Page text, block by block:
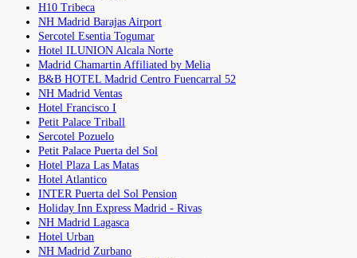
H10 Tribeca
NH Madrid Barajas Airport
Sercotel Esentia Togumar
Hotel ILUNION Alcala Norte
Madrid Chamartin Affiliated by Melia
B&B HOTEL Madrid Centro Fuencarral 52
NH Madrid Ventas
Hotel Francisco I
Petit Palace Triball
Sercotel Pozuelo
Petit Palace Puerta del Sol
Hotel Plaza Las Matas
Hotel Atlantico
INTER Puerta del Sol Pension
Holiday Inn Express Madrid - Rivas
NH Madrid Lagasca
Hotel Urban
NH Madrid Zurbano